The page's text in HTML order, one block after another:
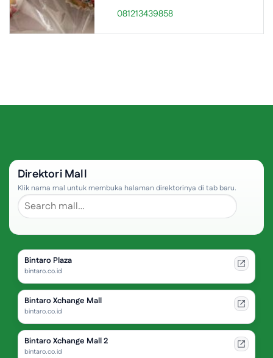
081213439858
Direktori Mall
Klik nama mal untuk membuka halaman direktorinya di tab baru.
Bintaro Plaza
bintaro.co.id
Bintaro Xchange Mall
bintaro.co.id
Bintaro Xchange Mall 2
bintaro.co.id